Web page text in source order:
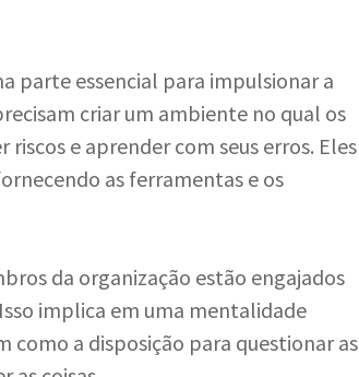
parte essencial para impulsionar a
criar um ambiente no qual os
e aprender com seus erros. Eles
as ferramentas e os
da organização estão engajados
implica em uma mentalidade
como a disposição para questionar as